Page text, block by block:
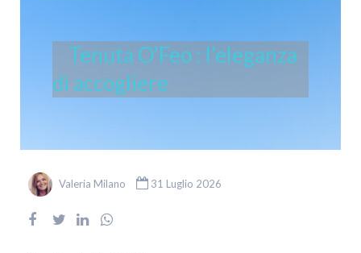
Tenuta O’Feo : l’eleganza
di accogliere
Valeria Milano 31 Luglio 2026